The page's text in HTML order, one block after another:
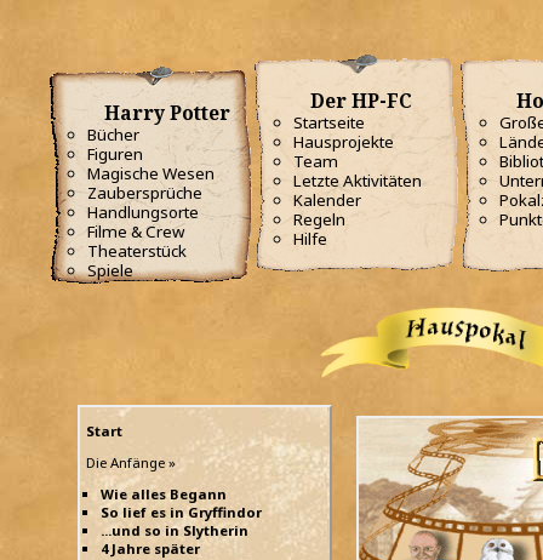
Harry Potter
Bücher
Figuren
Magische Wesen
Zaubersprüche
Handlungsorte
Filme & Crew
Theaterstück
Spiele
Der HP-FC
Startseite
Hausprojekte
Team
Letzte Aktivitäten
Kalender
Regeln
Hilfe
Start
Die Anfänge »
Wie alles Begann
So lief es in Gryffindor
...und so in Slytherin
4 Jahre später